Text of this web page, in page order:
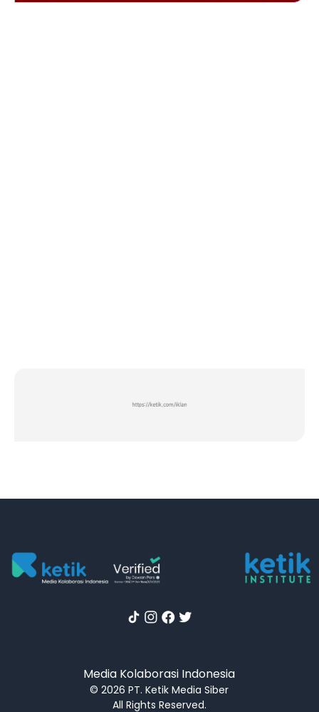
Media Kolaborasi Indonesia
© 2026 PT. Ketik Media Siber
All Rights Reserved.